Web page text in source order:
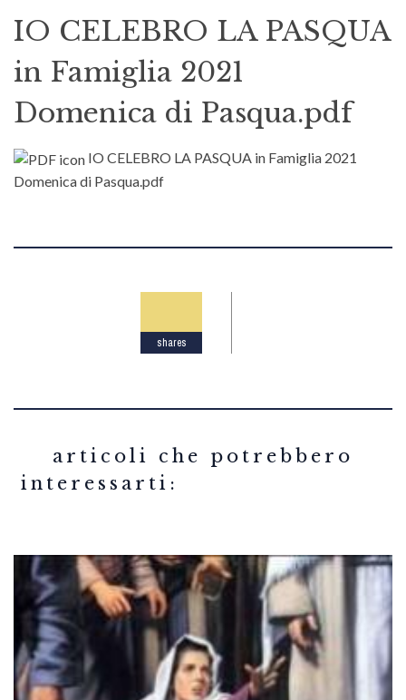
IO CELEBRO LA PASQUA
in Famiglia 2021
Domenica di Pasqua.pdf
IO CELEBRO LA PASQUA in Famiglia 2021
Domenica di Pasqua.pdf
shares